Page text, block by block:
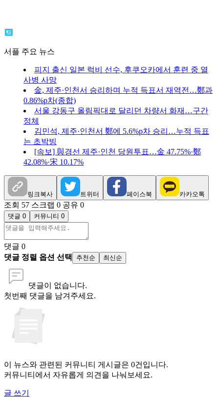
서플 주요 뉴스
피지 출신 일본 럭비 선수, 후쿠오카에서 훈련 중 열
사병 사망
金, 제주·인천서 승리하며 누적 득표서 재역전…鄭과
0.86%p차(종합)
서울 강동구 올림픽대로 달리던 차량서 화재…구간
정체
김민석, 제주·인천서 鄭에 5.6%p차 승리…누적 득표
는 초박빙
[속보] 與경선 제주·인천 당원투표…金 47.75%·鄭
42.08%·宋 10.17%
링크복사 트위터 페이스북 카카오톡
조회 57 스크랩 0 공유 0
댓글 0 커뮤니티 0
댓글 0
댓글 정렬 옵션 선택
추천순 최신순
댓글이 없습니다.
첫번째 댓글을 남겨주세요.
이 뉴스와 관련된 커뮤니티 게시글은 0건입니다.
커뮤니티에서 자유롭게 의견을 나눠보세요.
글 쓰기